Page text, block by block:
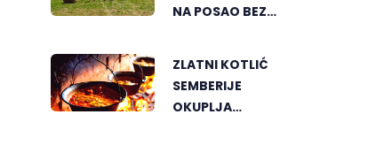
NA POSAO BEZ
ZLATNI KOTLIĆ
SEMBERIJE
OKUPLJA